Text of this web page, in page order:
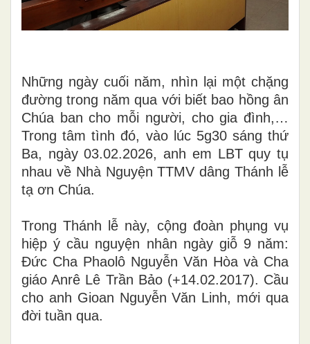
Những ngày cuối năm, nhìn lại một chặng
đường trong năm qua với biết bao hồng ân
Chúa ban cho mỗi người, cho gia đình,…
Trong tâm tình đó, vào lúc 5g30 sáng thứ
Ba, ngày 03.02.2026, anh em LBT quy tụ
nhau về Nhà Nguyện TTMV dâng Thánh lễ
tạ ơn Chúa.
Trong Thánh lễ này, cộng đoàn phụng vụ
hiệp ý cầu nguyện nhân ngày giỗ 9 năm:
Đức Cha Phaolô Nguyễn Văn Hòa và Cha
giáo Anrê Lê Trần Bảo (+14.02.2017). Cầu
cho anh Gioan Nguyễn Văn Linh, mới qua
đời tuần qua.